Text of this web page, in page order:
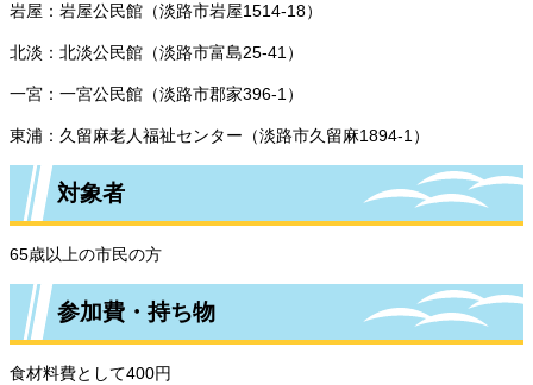
岩屋：岩屋公民館（淡路市岩屋1514-18）
北淡：北淡公民館（淡路市富島25-41）
一宮：一宮公民館（淡路市郡家396-1）
東浦：久留麻老人福祉センター（淡路市久留麻1894-1）
対象者
65歳以上の市民の方
参加費・持ち物
食材料費として400円